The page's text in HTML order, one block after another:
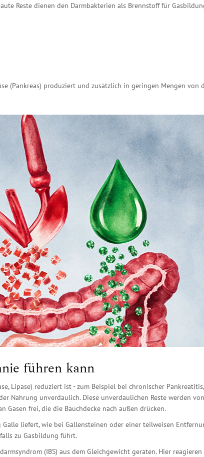
Reste dienen den Darmbakterien als Brennstoff für
(Pankreas) produziert und zusätzlich in geringen Mengen von
führen kann
Lipase) reduziert ist - zum Beispiel bei chronischer Pankreatitis,
Nahrung unverdaulich. Diese unverdaulichen Reste werden von
frei, die die Bauchdecke nach außen drücken.
Galle liefert, wie bei Gallensteinen oder einer teilweisen
zu Gasbildung führt.
(IBS) aus dem Gleichgewicht geraten. Hier